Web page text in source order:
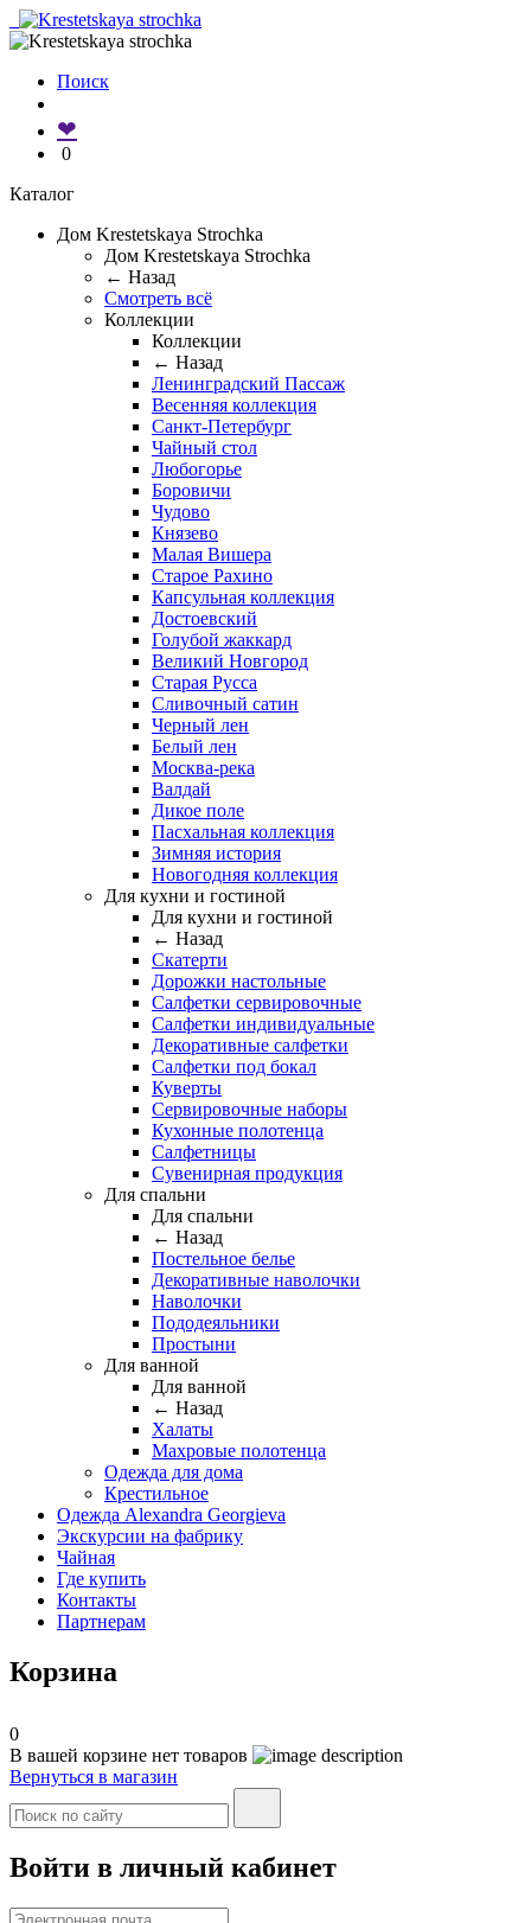
Поиск
❤
0
Каталог
Дом Krestetskaya Strochka
Дом Krestetskaya Strochka
← Назад
Смотреть всё
Коллекции
Коллекции
← Назад
Ленинградский Пассаж
Весенняя коллекция
Санкт-Петербург
Чайный стол
Любогорье
Боровичи
Чудово
Князево
Малая Вишера
Старое Рахино
Капсульная коллекция
Достоевский
Голубой жаккард
Великий Новгород
Старая Русса
Сливочный сатин
Черный лен
Белый лен
Москва-река
Валдай
Дикое поле
Пасхальная коллекция
Зимняя история
Новогодняя коллекция
Для кухни и гостиной
Для кухни и гостиной
← Назад
Скатерти
Дорожки настольные
Салфетки сервировочные
Салфетки индивидуальные
Декоративные салфетки
Салфетки под бокал
Куверты
Сервировочные наборы
Кухонные полотенца
Салфетницы
Сувенирная продукция
Для спальни
Для спальни
← Назад
Постельное белье
Декоративные наволочки
Наволочки
Пододеяльники
Простыни
Для ванной
Для ванной
← Назад
Халаты
Махровые полотенца
Одежда для дома
Крестильное
Одежда Alexandra Georgieva
Экскурсии на фабрику
Чайная
Где купить
Контакты
Партнерам
Корзина
0
В вашей корзине нет товаров
Вернуться в магазин
Войти в личный кабинет